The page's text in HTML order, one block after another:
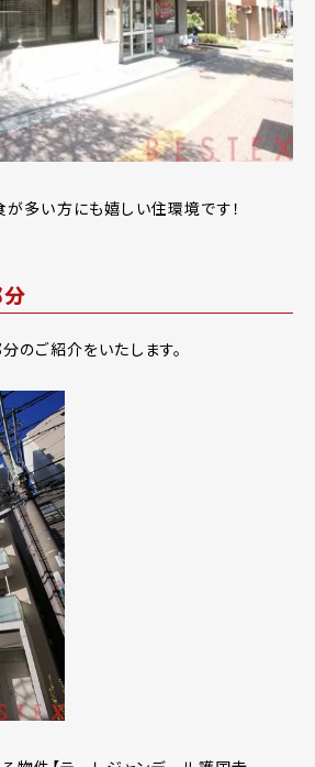
多い方にも嬉しい住環境です！
のご紹介をいたします。